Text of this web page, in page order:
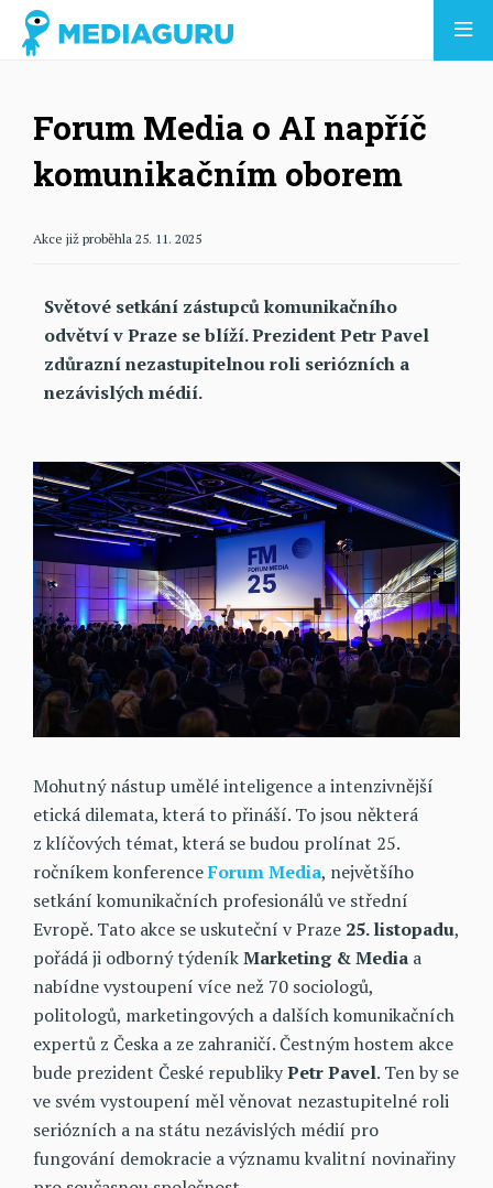
Forum Media o AI napříč
komunikačním oborem
Akce již proběhla 25. 11. 2025
Světové setkání zástupců komunikačního
odvětví v Praze se blíží. Prezident Petr Pavel
zdůrazní nezastupitelnou roli seriózních a
nezávislých médií.
Mohutný nástup umělé inteligence a intenzivnější
etická dilemata, která to přináší. To jsou některá
z klíčových témat, která se budou prolínat 25.
ročníkem konferenceForum Media, největšího
setkání komunikačních profesionálů ve střední
Evropě. Tato akce se uskuteční v Praze 25. listopadu,
pořádá ji odborný týdeníkMarketing & Media a
nabídne vystoupení více než 70 sociologů,
politologů, marketingových a dalších komunikačních
expertů z Česka a ze zahraničí. Čestným hostem akce
bude prezident České republikyPetr Pavel. Ten by se
ve svém vystoupení měl věnovat nezastupitelné roli
seriózních a na státu nezávislých médií pro
fungování demokracie a významu kvalitní novinařiny